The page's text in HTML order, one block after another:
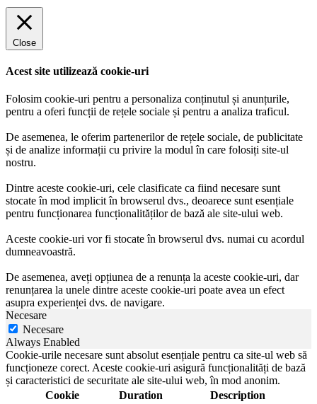
Close
Acest site utilizează cookie-uri
Folosim cookie-uri pentru a personaliza conținutul și anunțurile,
pentru a oferi funcții de rețele sociale și pentru a analiza traficul.
De asemenea, le oferim partenerilor de rețele sociale, de publicitate
și de analize informații cu privire la modul în care folosiți site-ul
nostru.
Dintre aceste cookie-uri, cele clasificate ca fiind necesare sunt
stocate în mod implicit în browserul dvs., deoarece sunt esențiale
pentru funcționarea funcționalităților de bază ale site-ului web.
Aceste cookie-uri vor fi stocate în browserul dvs. numai cu acordul
dumneavoastră.
De asemenea, aveți opțiunea de a renunța la aceste cookie-uri, dar
renunțarea la unele dintre aceste cookie-uri poate avea un efect
asupra experienței dvs. de navigare.
Necesare
Necesare
Always Enabled
Cookie-urile necesare sunt absolut esențiale pentru ca site-ul web să
funcționeze corect. Aceste cookie-uri asigură funcționalități de bază
și caracteristici de securitate ale site-ului web, în mod anonim.
Cookie
Duration Description